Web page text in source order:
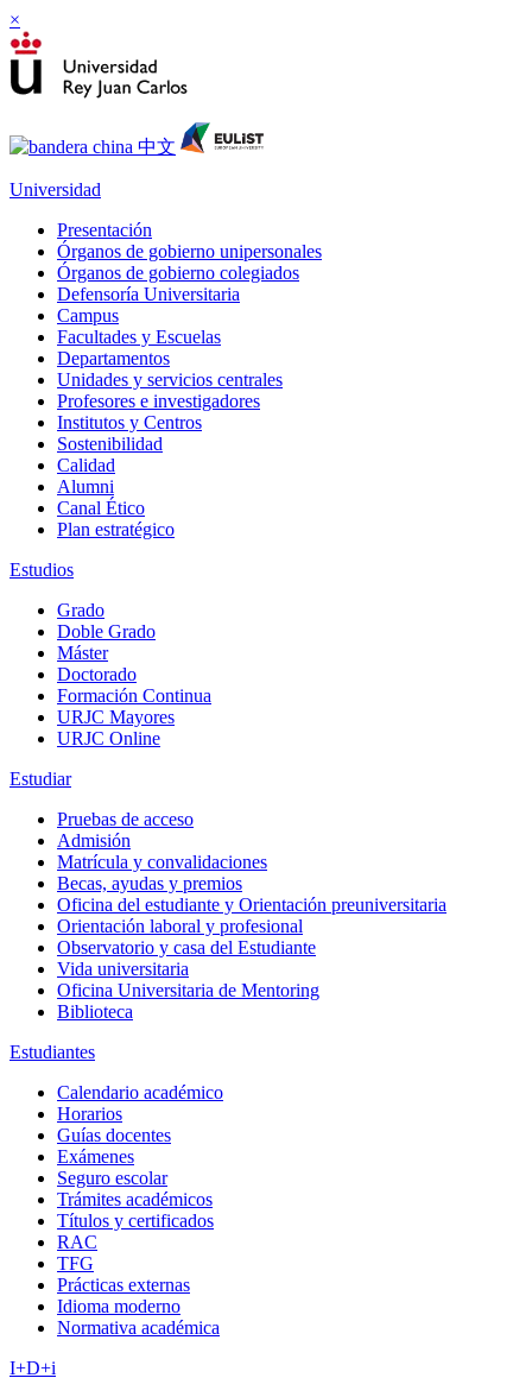
×
Universidad
Presentación
Órganos de gobierno unipersonales
Órganos de gobierno colegiados
Defensoría Universitaria
Campus
Facultades y Escuelas
Departamentos
Unidades y servicios centrales
Profesores e investigadores
Institutos y Centros
Sostenibilidad
Calidad
Alumni
Canal Ético
Plan estratégico
Estudios
Grado
Doble Grado
Máster
Doctorado
Formación Continua
URJC Mayores
URJC Online
Estudiar
Pruebas de acceso
Admisión
Matrícula y convalidaciones
Becas, ayudas y premios
Oficina del estudiante y Orientación preuniversitaria
Orientación laboral y profesional
Observatorio y casa del Estudiante
Vida universitaria
Oficina Universitaria de Mentoring
Biblioteca
Estudiantes
Calendario académico
Horarios
Guías docentes
Exámenes
Seguro escolar
Trámites académicos
Títulos y certificados
RAC
TFG
Prácticas externas
Idioma moderno
Normativa académica
I+D+i